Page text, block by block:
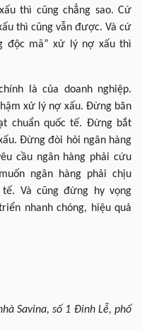
thì cũng chẳng sao. Cứ
thì cũng vẫn được. Và cứ
độc mã” xử lý nợ xấu thì
là của doanh nghiệp.
xử lý nợ xấu. Đừng băn
chuẩn quốc tế. Đừng bắt
Đừng đòi hỏi ngân hàng
cầu ngân hàng phải cứu
ngân hàng phải chịu
Và cũng đừng hy vọng
nhanh chóng, hiệu quả
Savina, số 1 Đinh Lễ, phố